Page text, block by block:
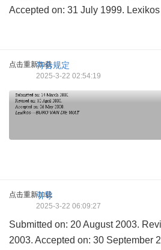
Accepted on: 31 July 1999. Lexikos
点击重新加载符合规定
2025-3-22 02:54:19
点击重新加载
引导
2025-3-22 06:09:27
Submitted on: 20 August 2003.
2003. Accepted on: 30 September